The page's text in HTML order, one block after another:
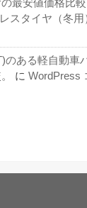
最安値価格比
スタイヤ（冬用
のある軽自動車
に WordPress